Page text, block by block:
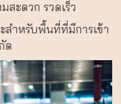
สะดวก รวดเร็ว
สำหรับพื้นที่ที่มีการเข้า
ด